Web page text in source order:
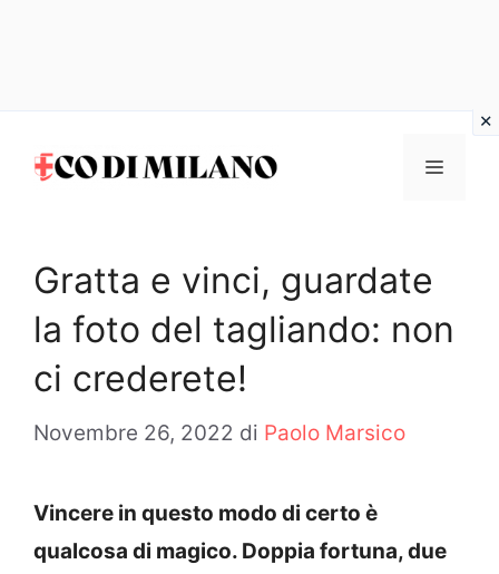
MENU
Gratta e vinci, guardate
la foto del tagliando: non
ci crederete!
Novembre 26, 2022 di Paolo Marsico
Vincere in questo modo di certo è
qualcosa di magico. Doppia fortuna, due